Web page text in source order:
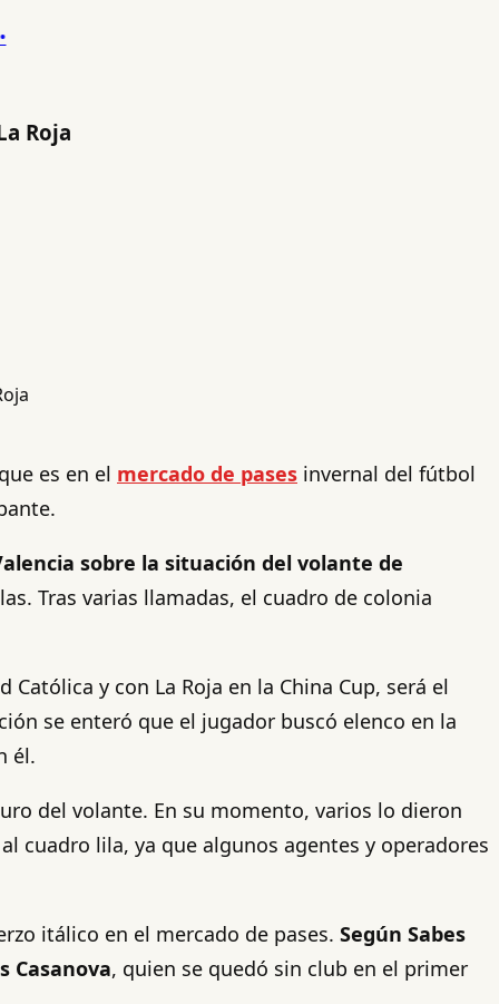
Roja
es en el mercado de pases invernal del fútbol
sobre la situación del volante de
Tras varias llamadas, el cuadro de colonia
y con La Roja en la China Cup, será el
se enteró que el jugador buscó elenco en la
él.
del volante. En su momento, varios lo dieron
cuadro lila, ya que algunos agentes y operadores
itálico en el mercado de pases. Según Sabes
Casanova, quien se quedó sin club en el primer